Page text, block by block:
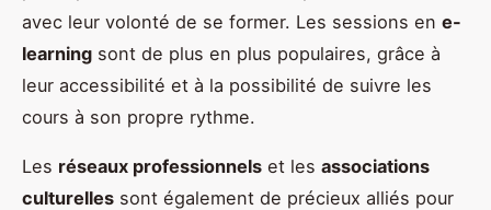
avec leur volonté de se former. Les sessions en e-
learning sont de plus en plus populaires, grâce à
leur accessibilité et à la possibilité de suivre les
cours à son propre rythme.
Les réseaux professionnels et les associations
culturelles sont également de précieux alliés pour